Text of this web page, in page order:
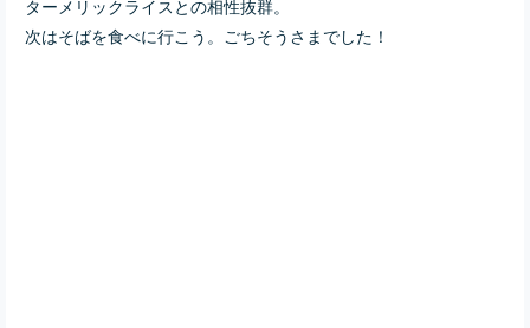
ターメリックライスとの相性抜群。
次はそばを食べに行こう。 ごちそうさまでした！